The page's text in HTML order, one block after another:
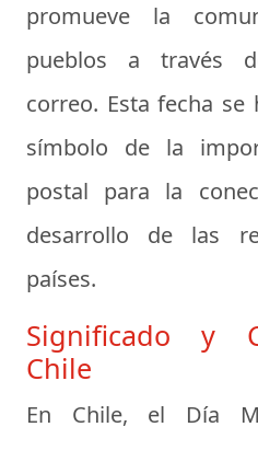
promueve la
pueblos a través
correo. Esta fecha
símbolo de la
postal para la
desarrollo de las
países.
Significado y
Chile
En Chile, el Día